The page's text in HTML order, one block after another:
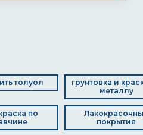
толуол
грунтовка и
металлу
по
покрытия